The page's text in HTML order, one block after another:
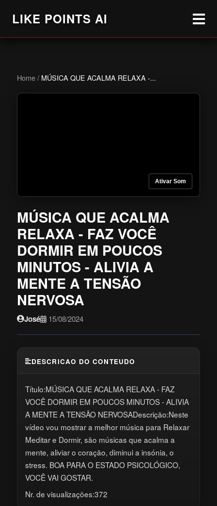
LIKE POINTS AI
Home/ MÚSICA QUE ACALMA RELAXA -...
Ativar Som
MÚSICA QUE ACALMA
RELAXA - FAZ VOCÊ
DORMIR EM POUCOS
MINUTOS - ALIVIA A
MENTE A TENSÃO
NERVOSA
José 15/08/2024
DESCRICAO DO CONTEUDO
Título:MÚSICA QUE ACALMA RELAXA - FAZ
VOCÊ DORMIR EM POUCOS MINUTOS - ALIVIA
A MENTE A TENSÃO NERVOSADescrição:Neste
vídeo vou mostrar a melhor música para Relaxar
Meditar e Dormir, são músicas que acalma a
mente, aliviar o coração, diminui a insónia, o
stress. BOA PARA O ESTADO PSICOLÓGICO,
VOCÊ VAI GOSTAR.
Nr. de visualizações:372